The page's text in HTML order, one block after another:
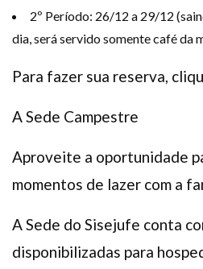
2º Período: 26/12 a 29/12
dia, será servido somente café da
Para fazer sua reserva,
A Sede Campestre
Aproveite a oportunidade
momentos de lazer com a
A Sede do Sisejufe conta
disponibilizadas para